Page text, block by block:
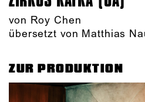
von Roy Chen
übersetzt von Matthias
ZUR PRODUKTION